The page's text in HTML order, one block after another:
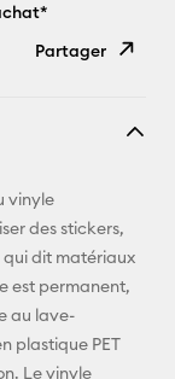
Partager
E-mail
Pinterest
Facebook
vinyle
des stickers,
qui dit matériaux
est permanent,
au lave-
plastique PET
Le vinyle